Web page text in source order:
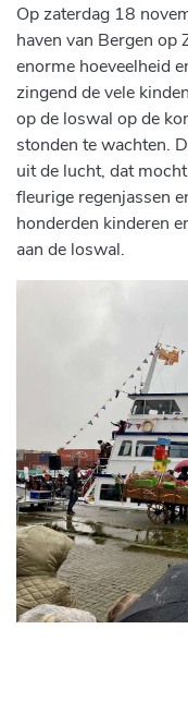
Op zaterdag 18
haven van Bergen op
enorme hoeveelheid
zingend de vele
op de loswal op de
stonden te wachten.
uit de lucht, dat
fleurige regenjassen
honderden kinderen
aan de loswal.